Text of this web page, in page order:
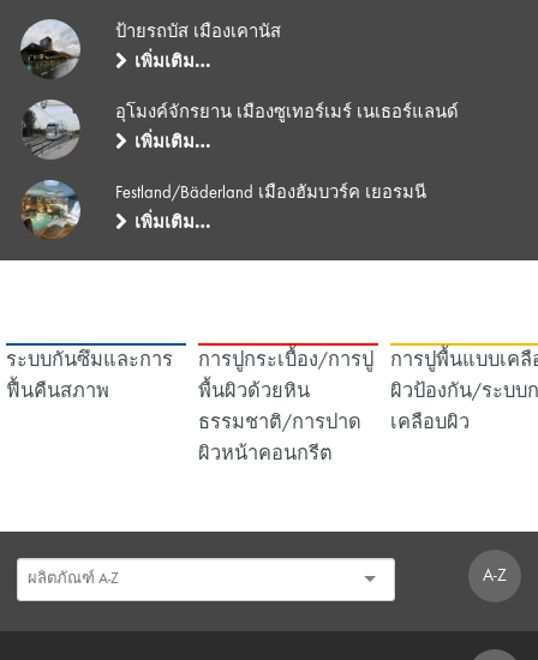
ป้ายรถบัส เมืองเคานัส
เพิ่มเติม…
อุโมงค์จักรยาน เมืองซูเทอร์เมร์ เนเธอร์แลนด์
เพิ่มเติม…
Festland/Bäderland เมืองฮัมบวร์ค เยอรมนี
เพิ่มเติม…
ระบบกันซึมและการ
ฟื้นคืนสภาพ
การปูกระเบื้อง/การปู
พื้นผิวด้วยหิน
ธรรมชาติ/การปาด
ผิวหน้าคอนกรีต
การปูพื้นแบบเคลื
ผิวป้องกัน/ระบบ
เคลือบผิว
A-Z